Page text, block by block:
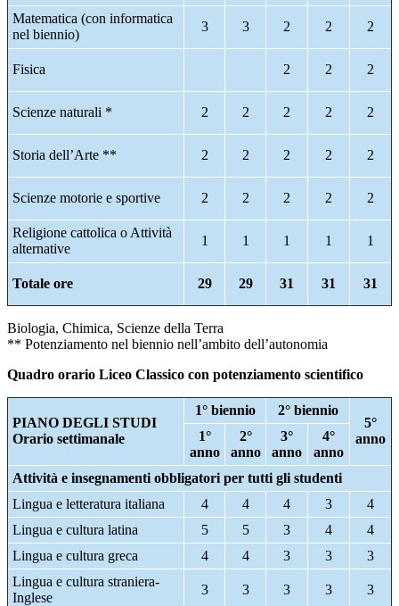
Matematica (con informatica
nel biennio)
3 3 2 2 2
Fisica 2 2 2
Scienze naturali * 2 2 2 2 2
Storia dell’Arte ** 2 2 2 2 2
Scienze motorie e sportive 2 2 2 2 2
Religione cattolica o Attività
alternative
1 1 1 1 1
Totale ore 29 29 31 31 31
Biologia, Chimica, Scienze della Terra
** Potenziamento nel biennio nell’ambito dell’autonomia
Quadro orario Liceo Classico con potenziamento scientifico
PIANO DEGLI STUDI
Orario settimanale
1° biennio
2° biennio
5°
anno
1°
anno
2°
anno
3°
anno
4°
anno
Attività e insegnamenti obbligatori per tutti gli studenti
Lingua e letteratura italiana
4 4 4 3
4
Lingua e cultura latina
5 5 3 4
4
Lingua e cultura greca
4 4 3 3
3
Lingua e cultura straniera-
Inglese
3 3 3 3 3